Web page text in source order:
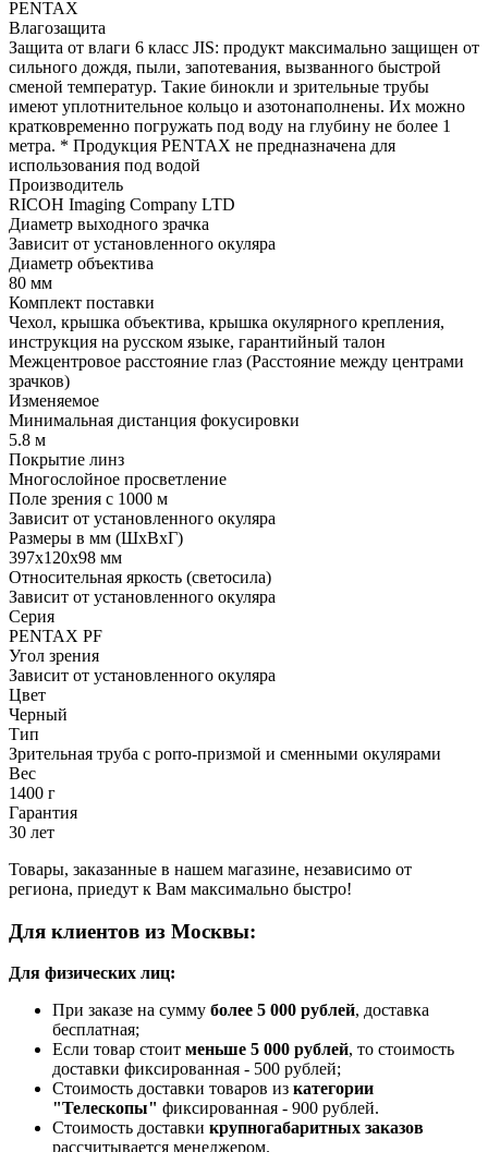
PENTAX
Влагозащита
Защита от влаги 6 класс JIS: продукт максимально защищен от
сильного дождя, пыли, запотевания, вызванного быстрой
сменой температур. Такие бинокли и зрительные трубы
имеют уплотнительное кольцо и азотонаполнены. Их можно
кратковременно погружать под воду на глубину не более 1
метра. * Продукция PENTAX не предназначена для
использования под водой
Производитель
RICOH Imaging Company LTD
Диаметр выходного зрачка
Зависит от установленного окуляра
Диаметр объектива
80 мм
Комплект поставки
Чехол, крышка объектива, крышка окулярного крепления,
инструкция на русском языке, гарантийный талон
Межцентровое расстояние глаз (Расстояние между центрами
зрачков)
Изменяемое
Минимальная дистанция фокусировки
5.8 м
Покрытие линз
Многослойное просветление
Поле зрения с 1000 м
Зависит от установленного окуляра
Размеры в мм (ШхВхГ)
397x120x98 мм
Относительная яркость (светосила)
Зависит от установленного окуляра
Серия
PENTAX PF
Угол зрения
Зависит от установленного окуляра
Цвет
Черный
Тип
Зрительная труба с porro-призмой и сменными окулярами
Вес
1400 г
Гарантия
30 лет
Товары, заказанные в нашем магазине, независимо от
региона, приедут к Вам максимально быстро!
Для клиентов из Москвы:
Для физических лиц:
При заказе на сумму более 5 000 рублей, доставка
бесплатная;
Если товар стоит меньше 5 000 рублей, то стоимость
доставки фиксированная - 500 рублей;
Стоимость доставки товаров из категории
"Телескопы" фиксированная - 900 рублей.
Стоимость доставки крупногабаритных заказов
рассчитывается менеджером.